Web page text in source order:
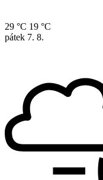
29 °C 19 °C
pátek 7. 8.